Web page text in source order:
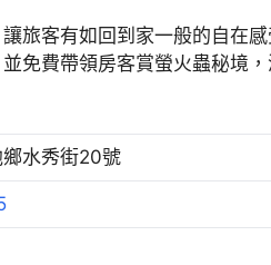
旅客有如回到家一般的自在
免費帶領房客賞螢火蟲秘境
水秀街20號